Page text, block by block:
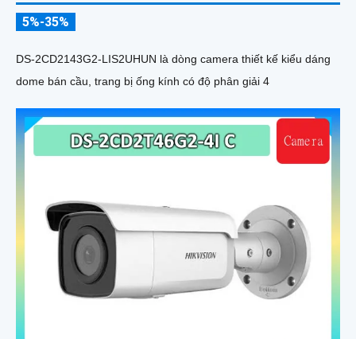
5%-35%
DS-2CD2143G2-LIS2UHUN là dòng camera thiết kế kiểu dáng
dome bán cầu, trang bị ống kính có độ phân giải 4